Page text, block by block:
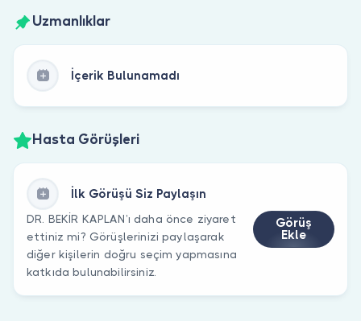
Uzmanlıklar
İçerik Bulunamadı
Hasta Görüşleri
İlk Görüşü Siz Paylaşın
DR. BEKİR KAPLAN’ı daha önce ziyaret
ettiniz mi? Görüşlerinizi paylaşarak
diğer kişilerin doğru seçim yapmasına
katkıda bulunabilirsiniz.
Görüş
Ekle